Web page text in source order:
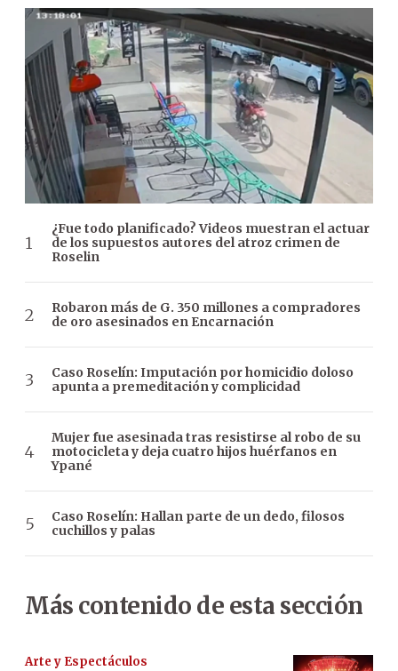
¿Fue todo planificado? Videos muestran el actuar
de los supuestos autores del atroz crimen de
Roselin
Robaron más de G. 350 millones a compradores
de oro asesinados en Encarnación
Caso Roselín: Imputación por homicidio doloso
apunta a premeditación y complicidad
Mujer fue asesinada tras resistirse al robo de su
motocicleta y deja cuatro hijos huérfanos en
Ypané
Caso Roselín: Hallan parte de un dedo, filosos
cuchillos y palas
Más contenido de esta sección
Arte y Espectáculos